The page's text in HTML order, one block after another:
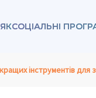
ЯКСОЦІАЛЬНІ
інструментів